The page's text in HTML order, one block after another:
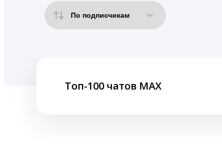
Топ-100 чатов MAX